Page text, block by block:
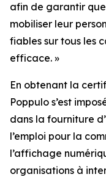
afin de garantir
mobiliser leur
fiables sur tous les
efficace. »
En obtenant la
Poppulo s’est
dans la fourniture
l’emploi pour la
l’affichage
organisations à